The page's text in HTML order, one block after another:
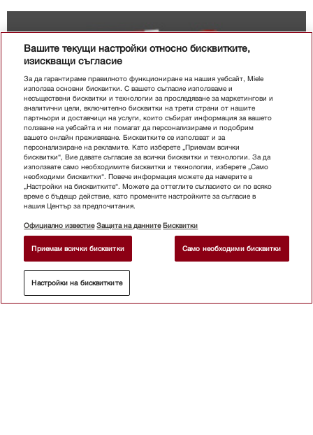
Почистващи продукти
Отиди в магазина
Почистващи препарати
Подлежи на технически промени; не се поема отговорност за точността на предоставената
Вашите текущи настройки относно бисквитките,
изискващи съгласие
За да гарантираме правилното функциониране на нашия уебсайт, Miele
използва основни бисквитки. С вашето съгласие използваме и
несъществени бисквитки и технологии за проследяване за маркетингови и
аналитични цели, включително бисквитки на трети страни от нашите
партньори и доставчици на услуги, които събират информация за вашето
ползване на уебсайта и ни помагат да персонализираме и подобрим
вашето онлайн преживяване. Бисквитките се използват и за
персонализиране на рекламите. Като изберете „Приемам всички
бисквитки“, Вие давате съгласие за всички бисквитки и технологии. За да
използвате само необходимите бисквитки и технологии, изберете „Само
необходими бисквитки“. Повече информация можете да намерите в
„Настройки на бисквитките“. Можете да оттеглите съгласието си по всяко
време с бъдещо действие, като промените настройките за съгласие в
нашия Център за предпочитания.
Официално известие Защита на данните Бисквитки
Приемам всички бисквитки Само необходими бисквитки
Настройки на бисквитките